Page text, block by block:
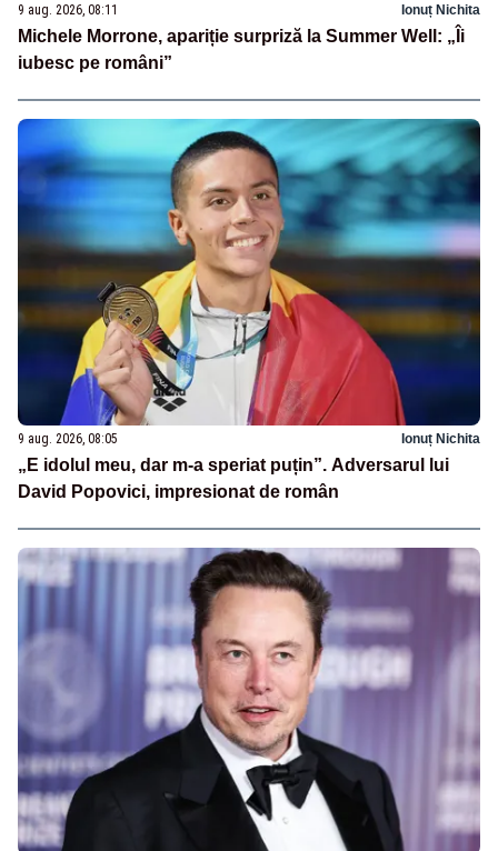
9 aug. 2026, 08:11 Ionuț Nichita
Michele Morrone, apariție surpriză la Summer Well: „Îi
iubesc pe români”
9 aug. 2026, 08:05 Ionuț Nichita
„E idolul meu, dar m-a speriat puțin”. Adversarul lui
David Popovici, impresionat de român